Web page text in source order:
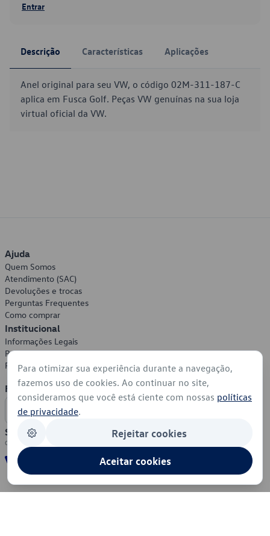
Entrar
Descrição Características Aplicações
Anel original para seu VW, o código 02M-311-187-C
aplica em Fusca Golf. Peças VW genuínas na sua loja
virtual oficial da VW.
Ajuda
Quem Somos
Atendimento (SAC)
Devoluções e trocas
Perguntas Frequentes
Como comprar
Institucional
Informações Legais
Política de Privacidade
Política de Cookies
Formas de Pagamento
Segurança
Para otimizar sua experiência durante a navegação,
fazemos uso de cookies. Ao continuar no site,
consideramos que você está ciente com nossas políticas
de privacidade.
Rejeitar cookies
Aceitar cookies